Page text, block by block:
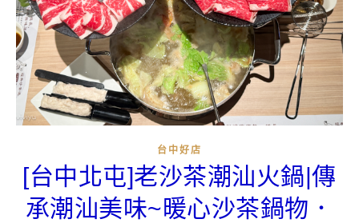
台中好店
[台中北屯]老沙茶潮汕火鍋|傳
承潮汕美味~暖心沙茶鍋物．